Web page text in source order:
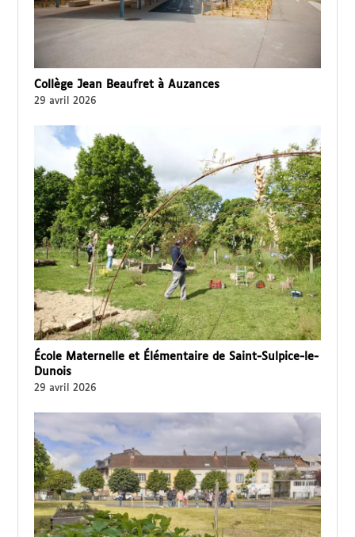
Collège Jean Beaufret à Auzances
29 avril 2026
École Maternelle et Élémentaire de Saint-Sulpice-le-
Dunois
29 avril 2026